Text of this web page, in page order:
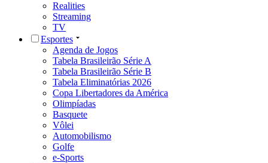
Realities
Streaming
TV
Esportes
Agenda de Jogos
Tabela Brasileirão Série A
Tabela Brasileirão Série B
Tabela Eliminatórias 2026
Copa Libertadores da América
Olimpíadas
Basquete
Vôlei
Automobilismo
Golfe
e-Sports